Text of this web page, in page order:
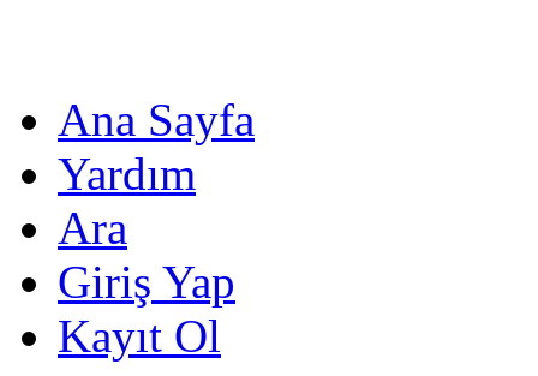
Ana Sayfa
Yardım
Ara
Giriş Yap
Kayıt Ol